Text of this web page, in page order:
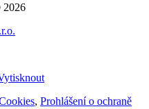
, Prohlášení o ochraně